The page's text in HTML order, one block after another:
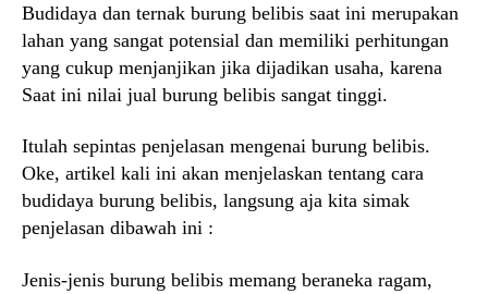
Budidaya dan ternak burung belibis saat ini merupakan
lahan yang sangat potensial dan memiliki perhitungan
yang cukup menjanjikan jika dijadikan usaha, karena
Saat ini nilai jual burung belibis sangat tinggi.
Itulah sepintas penjelasan mengenai burung belibis.
Oke, artikel kali ini akan menjelaskan tentang cara
budidaya burung belibis, langsung aja kita simak
penjelasan dibawah ini :
Jenis-jenis burung belibis memang beraneka ragam,